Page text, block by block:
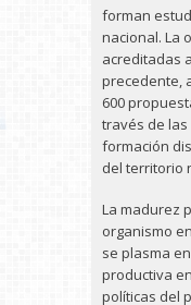
forman
nacional. La
acreditadas
precedente,
600
través de
formación
del territorio
La madurez
organismo
se plasma
productiva
políticas del